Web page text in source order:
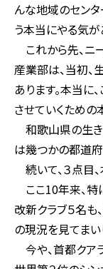
んな地域のセンタ
う本当にやる気
これから先、ニ
産業部は、当初
あります。本当に
させていくため
和歌山県の生き
は幾つかの都道
続いて、３点目
ここ10年来、特
改新クラブ５名も
の現況を見てまい
今や、首都クア